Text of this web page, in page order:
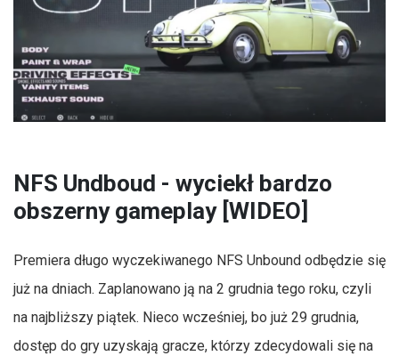
NFS Undboud - wyciekł bardzo
obszerny gameplay [WIDEO]
Premiera długo wyczekiwanego NFS Unbound odbędzie się
już na dniach. Zaplanowano ją na 2 grudnia tego roku, czyli
na najbliższy piątek. Nieco wcześniej, bo już 29 grudnia,
dostęp do gry uzyskają gracze, którzy zdecydowali się na